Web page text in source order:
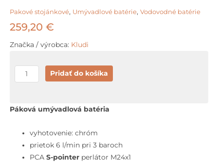
Pakové stojánkové, Umývadlové batérie, Vodovodné batérie
259,20 €
Značka / výrobca: Kludi
množstvo
Kludi
Umývadlová
chróm
Pridať do košíka
Páková umývadlová batéria
vyhotovenie: chróm
prietok 6 l/min pri 3 baroch
PCA S-pointer perlátor M24x1